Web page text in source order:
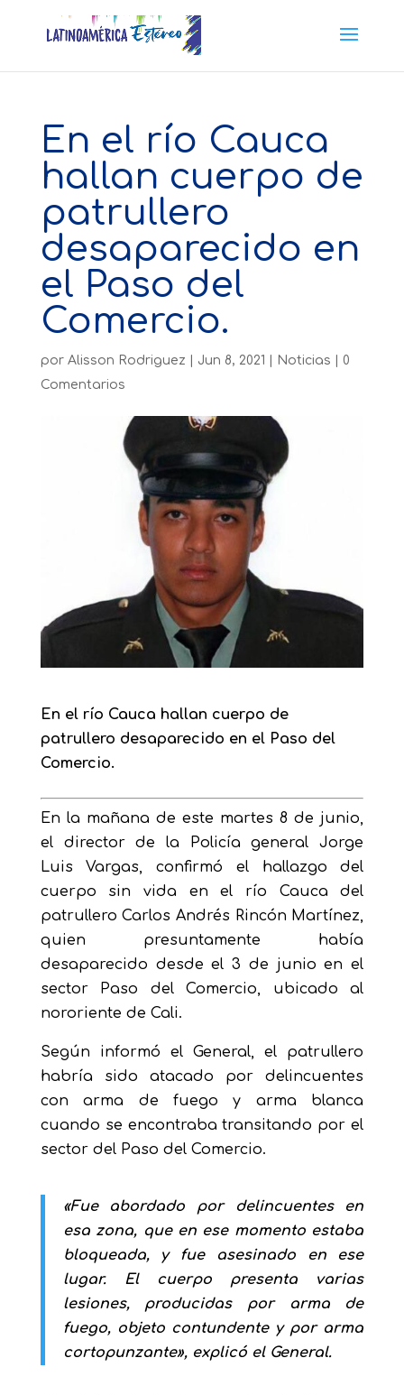
En el río Cauca
hallan cuerpo de
patrullero
desaparecido en
el Paso del
Comercio.
por Alisson Rodriguez Jun 8, 2021 Noticias
0
Comentarios
En el río Cauca hallan cuerpo de
patrullero desaparecido en el Paso del
Comercio.
En la mañana de este martes 8 de junio,
el director de la Policía general Jorge
Luis Vargas, confirmó el hallazgo del
cuerpo sin vida en el río Cauca del
patrullero Carlos Andrés Rincón Martínez,
quien presuntamente había
desaparecido desde el 3 de junio en el
sector Paso del Comercio, ubicado al
nororiente de Cali.
Según informó el General, el patrullero
habría sido atacado por delincuentes
con arma de fuego y arma blanca
cuando se encontraba transitando por el
sector del Paso del Comercio.
«Fue abordado por delincuentes en
esa zona, que en ese momento estaba
bloqueada, y fue asesinado en ese
lugar. El cuerpo presenta varias
lesiones, producidas por arma de
fuego, objeto contundente y por arma
cortopunzante», explicó el General.